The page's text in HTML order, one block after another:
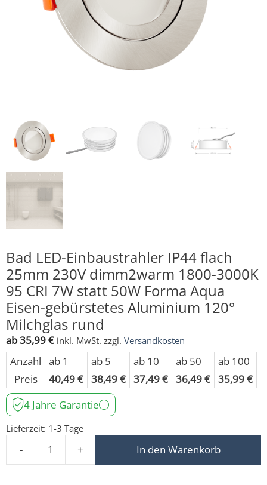
Bad LED-Einbaustrahler IP44 flach
25mm 230V dimm2warm 1800-3000K
95 CRI 7W statt 50W Forma Aqua
Eisen-gebürstetes Aluminium 120°
Milchglas rund
ab35,99€ inkl. MwSt. zzgl. Versandkosten
Anzahl ab 1 ab 5 ab 10 ab 50
ab 100
Preis
40,49€ 38,49€ 37,49€ 36,49€ 35,99€
4 Jahre Garantie
Lieferzeit: 1-3 Tage
-
Bad LED-Einbaustrahler IP44 flach 25mm 230V
+ In den Warenkorb